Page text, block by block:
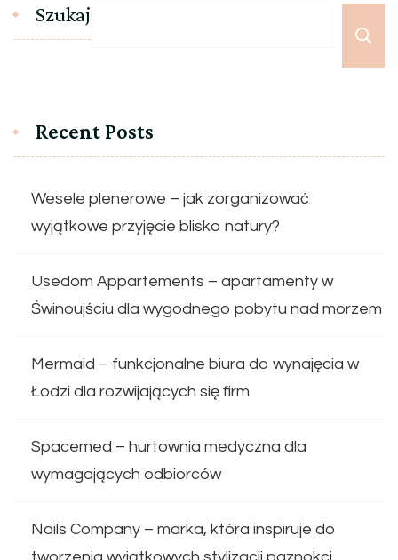
Szukaj
Recent Posts
Wesele plenerowe – jak zorganizować
wyjątkowe przyjęcie blisko natury?
Usedom Appartements – apartamenty w
Świnoujściu dla wygodnego pobytu nad morzem
Mermaid – funkcjonalne biura do wynajęcia w
Łodzi dla rozwijających się firm
Spacemed – hurtownia medyczna dla
wymagających odbiorców
Nails Company – marka, która inspiruje do